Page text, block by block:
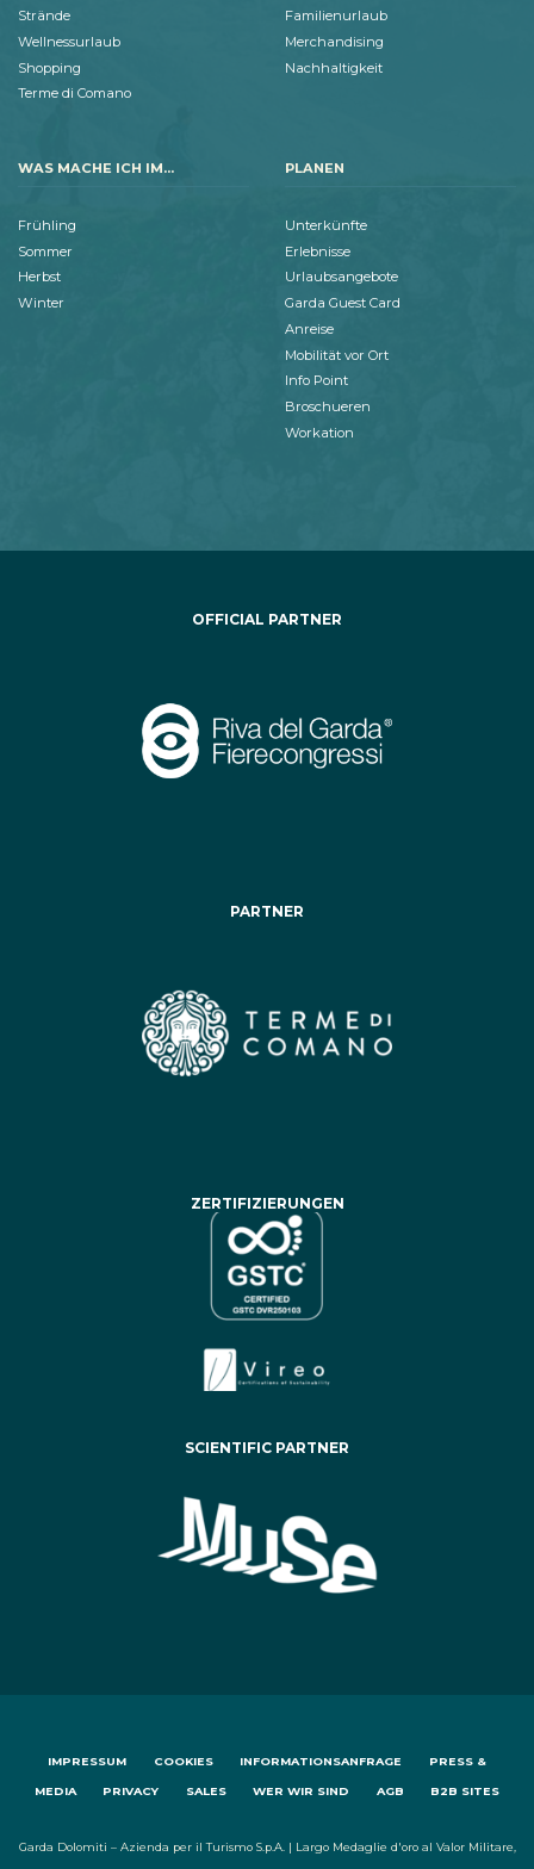
Strände
Wellnessurlaub
Shopping
Terme di Comano
Familienurlaub
Merchandising
Nachhaltigkeit
WAS MACHE ICH IM...
Frühling
Sommer
Herbst
Winter
PLANEN
Unterkünfte
Erlebnisse
Urlaubsangebote
Garda Guest Card
Anreise
Mobilität vor Ort
Info Point
Broschueren
Workation
OFFICIAL PARTNER
PARTNER
ZERTIFIZIERUNGEN
SCIENTIFIC PARTNER
IMPRESSUM COOKIES INFORMATIONSANFRAGE PRESS &
MEDIA PRIVACY SALES WER WIR SIND AGB B2B SITES
Garda Dolomiti – Azienda per il Turismo S.p.A. | Largo Medaglie d'oro al Valor Militare,